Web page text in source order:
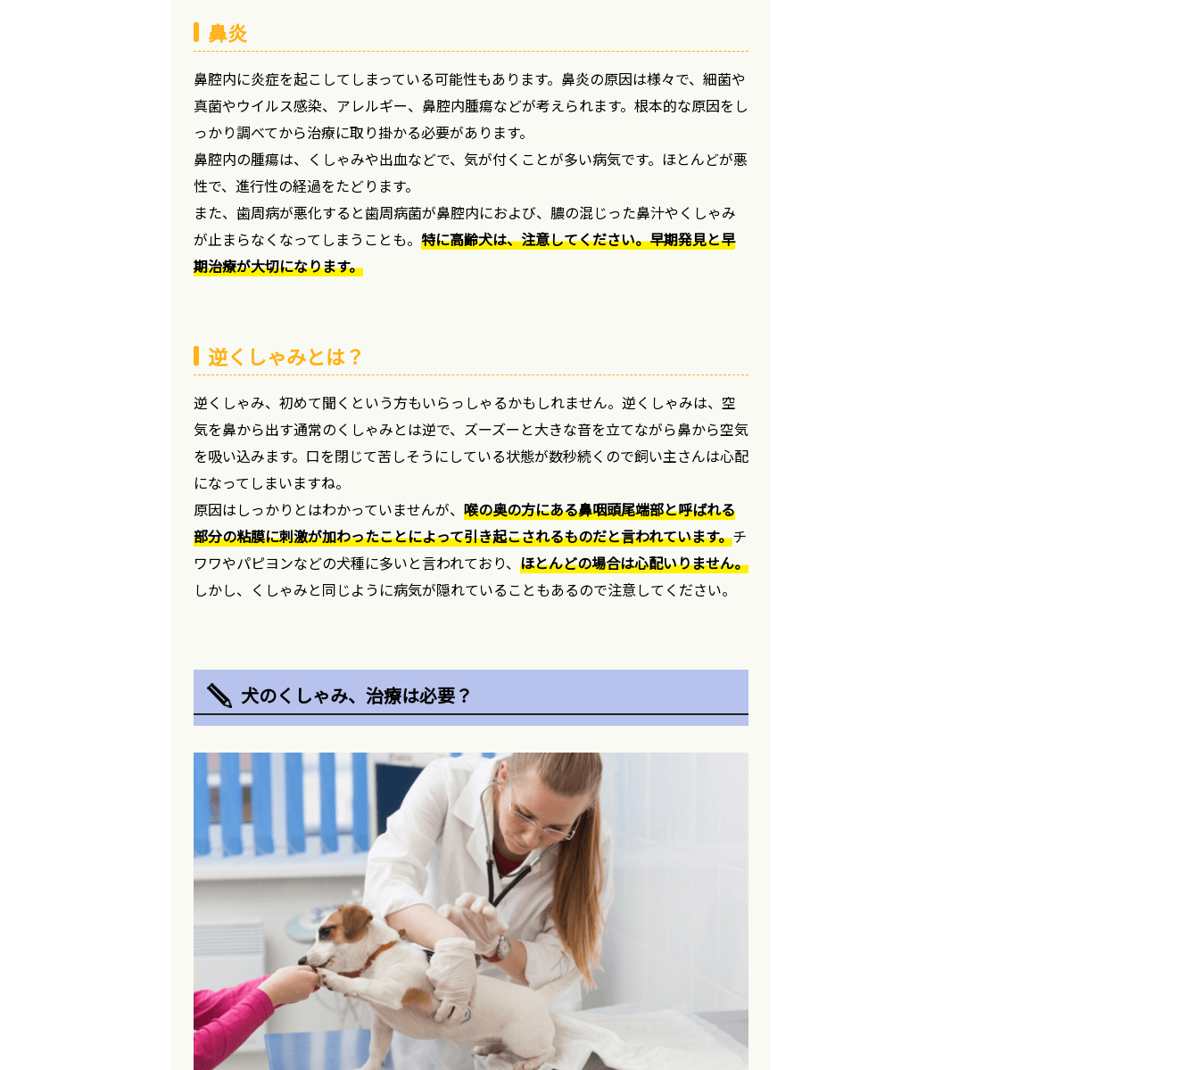
鼻炎
鼻腔内に炎症を起こしてしまっている可能性もあります。鼻炎の原因は様々で、細菌や
真菌やウイルス感染、アレルギー、鼻腔内腫瘍などが考えられます。根本的な原因をし
っかり調べてから治療に取り掛かる必要があります。
鼻腔内の腫瘍は、くしゃみや出血などで、気が付くことが多い病気です。ほとんどが悪
性で、進行性の経過をたどります。
また、歯周病が悪化すると歯周病菌が鼻腔内におよび、膿の混じった鼻汁やくしゃみ
が止まらなくなってしまうことも。 特に高齢犬は、注意してください。早期発見と早
期治療が大切になります。
逆くしゃみとは？
逆くしゃみ、初めて聞くという方もいらっしゃるかもしれません。逆くしゃみは、空
気を鼻から出す通常のくしゃみとは逆で、ズーズーと大きな音を立てながら鼻から空気
を吸い込みます。口を閉じて苦しそうにしている状態が数秒続くので飼い主さんは心配
になってしまいますね。
原因はしっかりとはわかっていませんが、 喉の奥の方にある鼻咽頭尾端部と呼ばれる
部分の粘膜に刺激が加わったことによって引き起こされるものだと言われています。チ
ワワやパピヨンなどの犬種に多いと言われており、 ほとんどの場合は心配いりません。
しかし、くしゃみと同じように病気が隠れていることもあるので注意してください。
犬のくしゃみ、治療は必要？